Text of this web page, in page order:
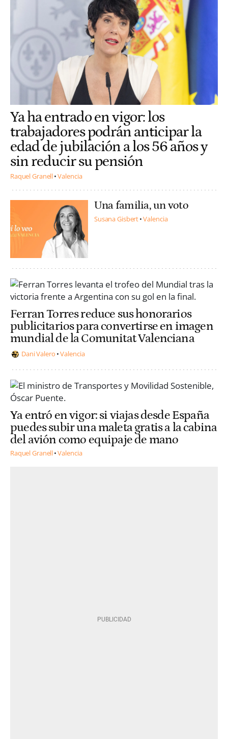
Ya ha entrado en vigor: los
trabajadores podrán anticipar la
edad de jubilación a los 56 años y
sin reducir su pensión
Raquel Granell Valencia
Una familia, un voto
Susana Gisbert Valencia
Ferran Torres reduce sus honorarios
publicitarios para convertirse en imagen
mundial de la Comunitat Valenciana
Dani Valero Valencia
Ya entró en vigor: si viajas desde España
puedes subir una maleta gratis a la cabina
del avión como equipaje de mano
Raquel Granell Valencia